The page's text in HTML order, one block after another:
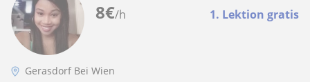
8€/h 1. Lektion gratis
Gerasdorf Bei Wien